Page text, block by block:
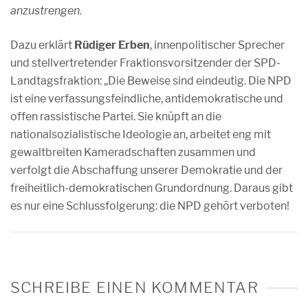
anzustrengen.
Dazu erklärt Rüdiger Erben, innenpolitischer Sprecher
und stellvertretender Fraktionsvorsitzender der SPD-
Landtagsfraktion: „Die Beweise sind eindeutig. Die NPD
ist eine verfassungsfeindliche, antidemokratische und
offen rassistische Partei. Sie knüpft an die
nationalsozialistische Ideologie an, arbeitet eng mit
gewaltbreiten Kameradschaften zusammen und
verfolgt die Abschaffung unserer Demokratie und der
freiheitlich-demokratischen Grundordnung. Daraus gibt
es nur eine Schlussfolgerung: die NPD gehört verboten!
SCHREIBE EINEN KOMMENTAR